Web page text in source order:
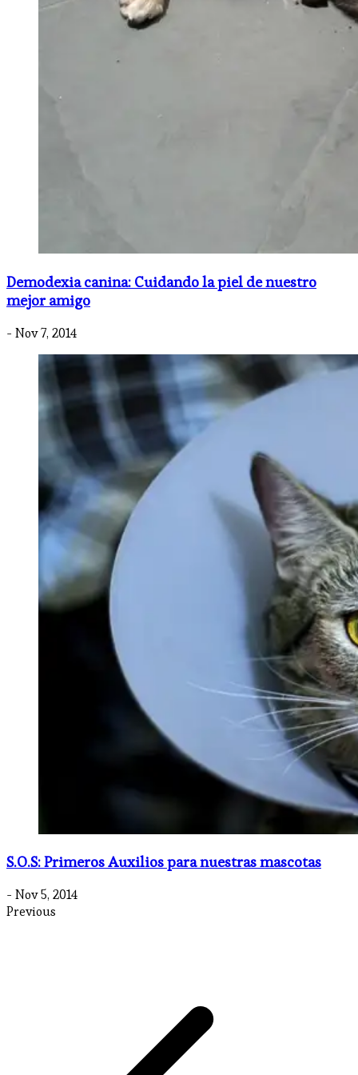
Demodexia canina: Cuidando la piel de nuestro
mejor amigo
- Nov 7, 2014
S.O.S: Primeros Auxilios para nuestras mascotas
- Nov 5, 2014
Previous